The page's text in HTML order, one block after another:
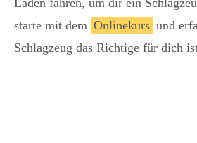
Laden fahren, um dir ein
starte mit dem Onlinekurs und
Schlagzeug das Richtige für dich